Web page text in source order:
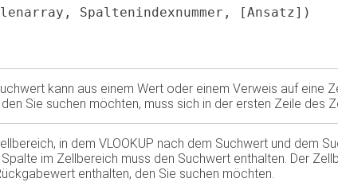
Spaltenindexnummer, [Ansatz])
kann aus einem Wert oder einem Verweis auf eine
Sie suchen möchten, muss sich in der ersten Zeile des
in dem VLOOKUP nach dem Suchwert und dem
im Zellbereich muss den Suchwert enthalten. Der
enthalten, den Sie suchen möchten.